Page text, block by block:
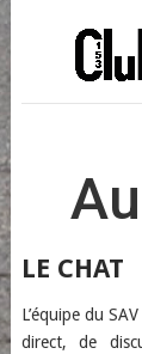
LE CHAT
L’équipe du
direct, de